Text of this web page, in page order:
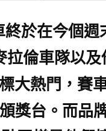
於在今個週
倫車隊以
大熱門，賽
獎台。而品